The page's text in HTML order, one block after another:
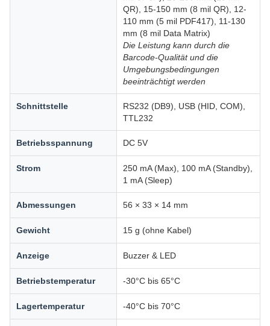
QR), 15-150 mm (8 mil QR), 12-
110 mm (5 mil PDF417), 11-130
mm (8 mil Data Matrix)
Die Leistung kann durch die
Barcode-Qualität und die
Umgebungsbedingungen
beeinträchtigt werden
Schnittstelle
RS232 (DB9), USB (HID, COM),
TTL232
Betriebsspannung DC 5V
Strom
250 mA (Max), 100 mA (Standby),
1 mA (Sleep)
Abmessungen 56 × 33 × 14 mm
Gewicht 15 g (ohne Kabel)
Anzeige Buzzer & LED
Betriebstemperatur -30°C bis 65°C
Lagertemperatur -40°C bis 70°C